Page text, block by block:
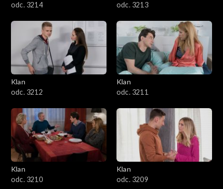
odc. 3214
odc. 3213
Klan
odc. 3212
Klan
odc. 3211
Klan
odc. 3210
Klan
odc. 3209